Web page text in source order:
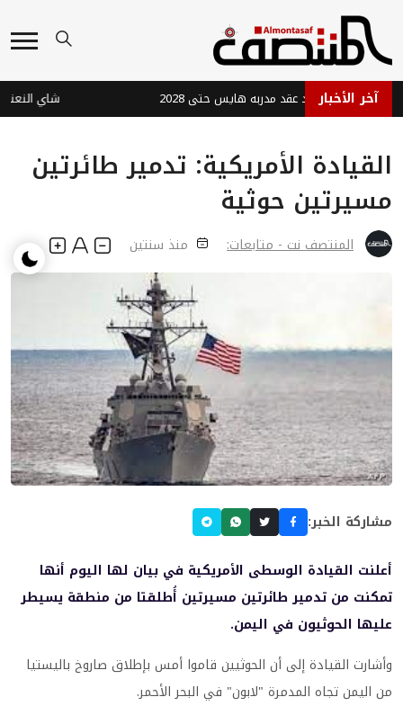
آخر الأخبار
الفرنسي يجدد عقد مدربه هايس حتى 2028 شاي النعناع
القيادة الأمريكية: تدمير طائرتين
مسيرتين حوثية
المنتصف نت - متابعات: منذ سنتين
مشاركة الخبر:
أعلنت القيادة الوسطى الأمريكية في بيان لها اليوم أنها
تمكنت من تدمير طائرتين مسيرتين أُطلقتا من منطقة يسيطر
عليها الحوثيون في اليمن.
وأشارت القيادة إلى أن الحوثيين قاموا أمس بإطلاق صاروخ باليستيا
من اليمن تجاه المدمرة "لابون" في البحر الأحمر.